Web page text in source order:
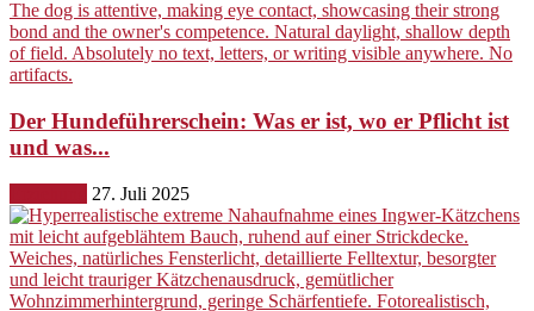
Der Hundeführerschein: Was er ist, wo er Pflicht ist
und was...
27. Juli 2025